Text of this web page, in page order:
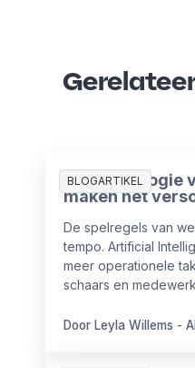
BLOGARTIKEL
AI-technologie
maken het
De spelregels van
tempo. Artificial
meer operationele
schaars en
betekent dat een
Door Leyla Willems -